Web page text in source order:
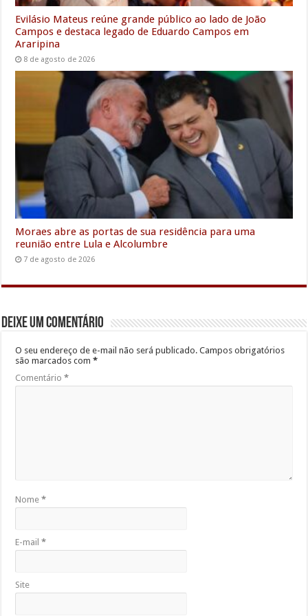
Evilásio Mateus reúne grande público ao lado de João
Campos e destaca legado de Eduardo Campos em
Araripina
8 de agosto de 2026
Moraes abre as portas de sua residência para uma
reunião entre Lula e Alcolumbre
7 de agosto de 2026
Deixe um comentário
O seu endereço de e-mail não será publicado. Campos obrigatórios
são marcados com*
Comentário*
Nome*
E-mail*
Site